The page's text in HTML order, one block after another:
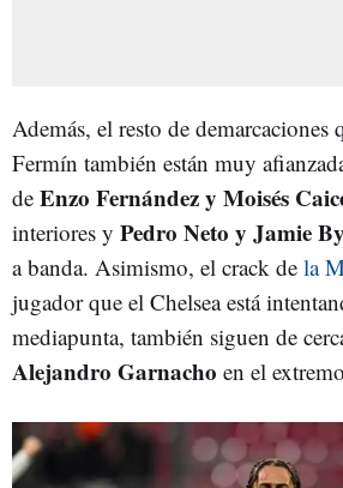
Además, el resto de demarcaciones
Fermín también están muy
de Enzo Fernández y Moisés
interiores y Pedro Neto y Jamie
a banda. Asimismo, el crack de la
jugador que el Chelsea está
mediapunta, también siguen de
Alejandro Garnacho en el